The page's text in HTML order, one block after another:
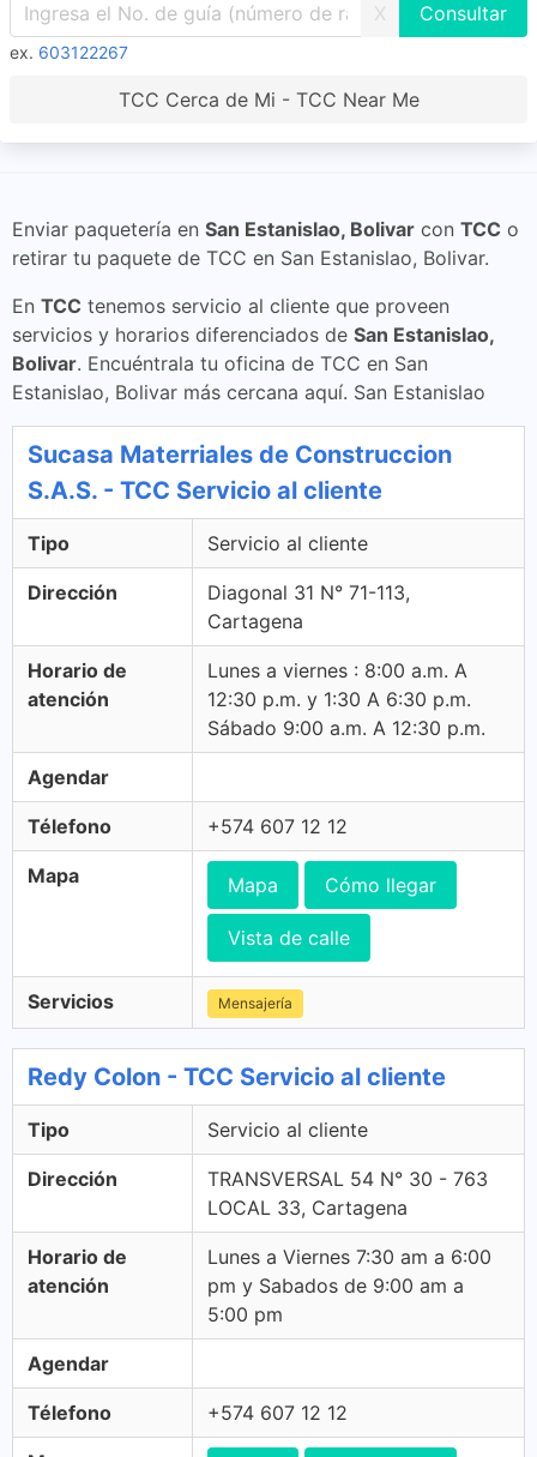
X
ex. 603122267
TCC Cerca de Mi - TCC Near Me
Enviar paquetería en San Estanislao, Bolivar con TCC o
retirar tu paquete de TCC en San Estanislao, Bolivar.
En TCC tenemos servicio al cliente que proveen
servicios y horarios diferenciados de San Estanislao,
Bolivar. Encuéntrala tu oficina de TCC en San
Estanislao, Bolivar más cercana aquí. San Estanislao
Sucasa Materriales de Construccion
S.A.S. - TCC Servicio al cliente
Tipo Servicio al cliente
Dirección
Diagonal 31 N° 71-113,
Cartagena
Horario de
atención
Lunes a viernes : 8:00 a.m. A
12:30 p.m. y 1:30 A 6:30 p.m.
Sábado 9:00 a.m. A 12:30 p.m.
Agendar
Télefono +574 607 12 12
Mapa Mapa Cómo llegar
Vista de calle
Servicios Mensajería
Redy Colon - TCC Servicio al cliente
Tipo Servicio al cliente
Dirección
TRANSVERSAL 54 N° 30 - 763
LOCAL 33, Cartagena
Horario de
atención
Lunes a Viernes 7:30 am a 6:00
pm y Sabados de 9:00 am a
5:00 pm
Agendar
Télefono +574 607 12 12